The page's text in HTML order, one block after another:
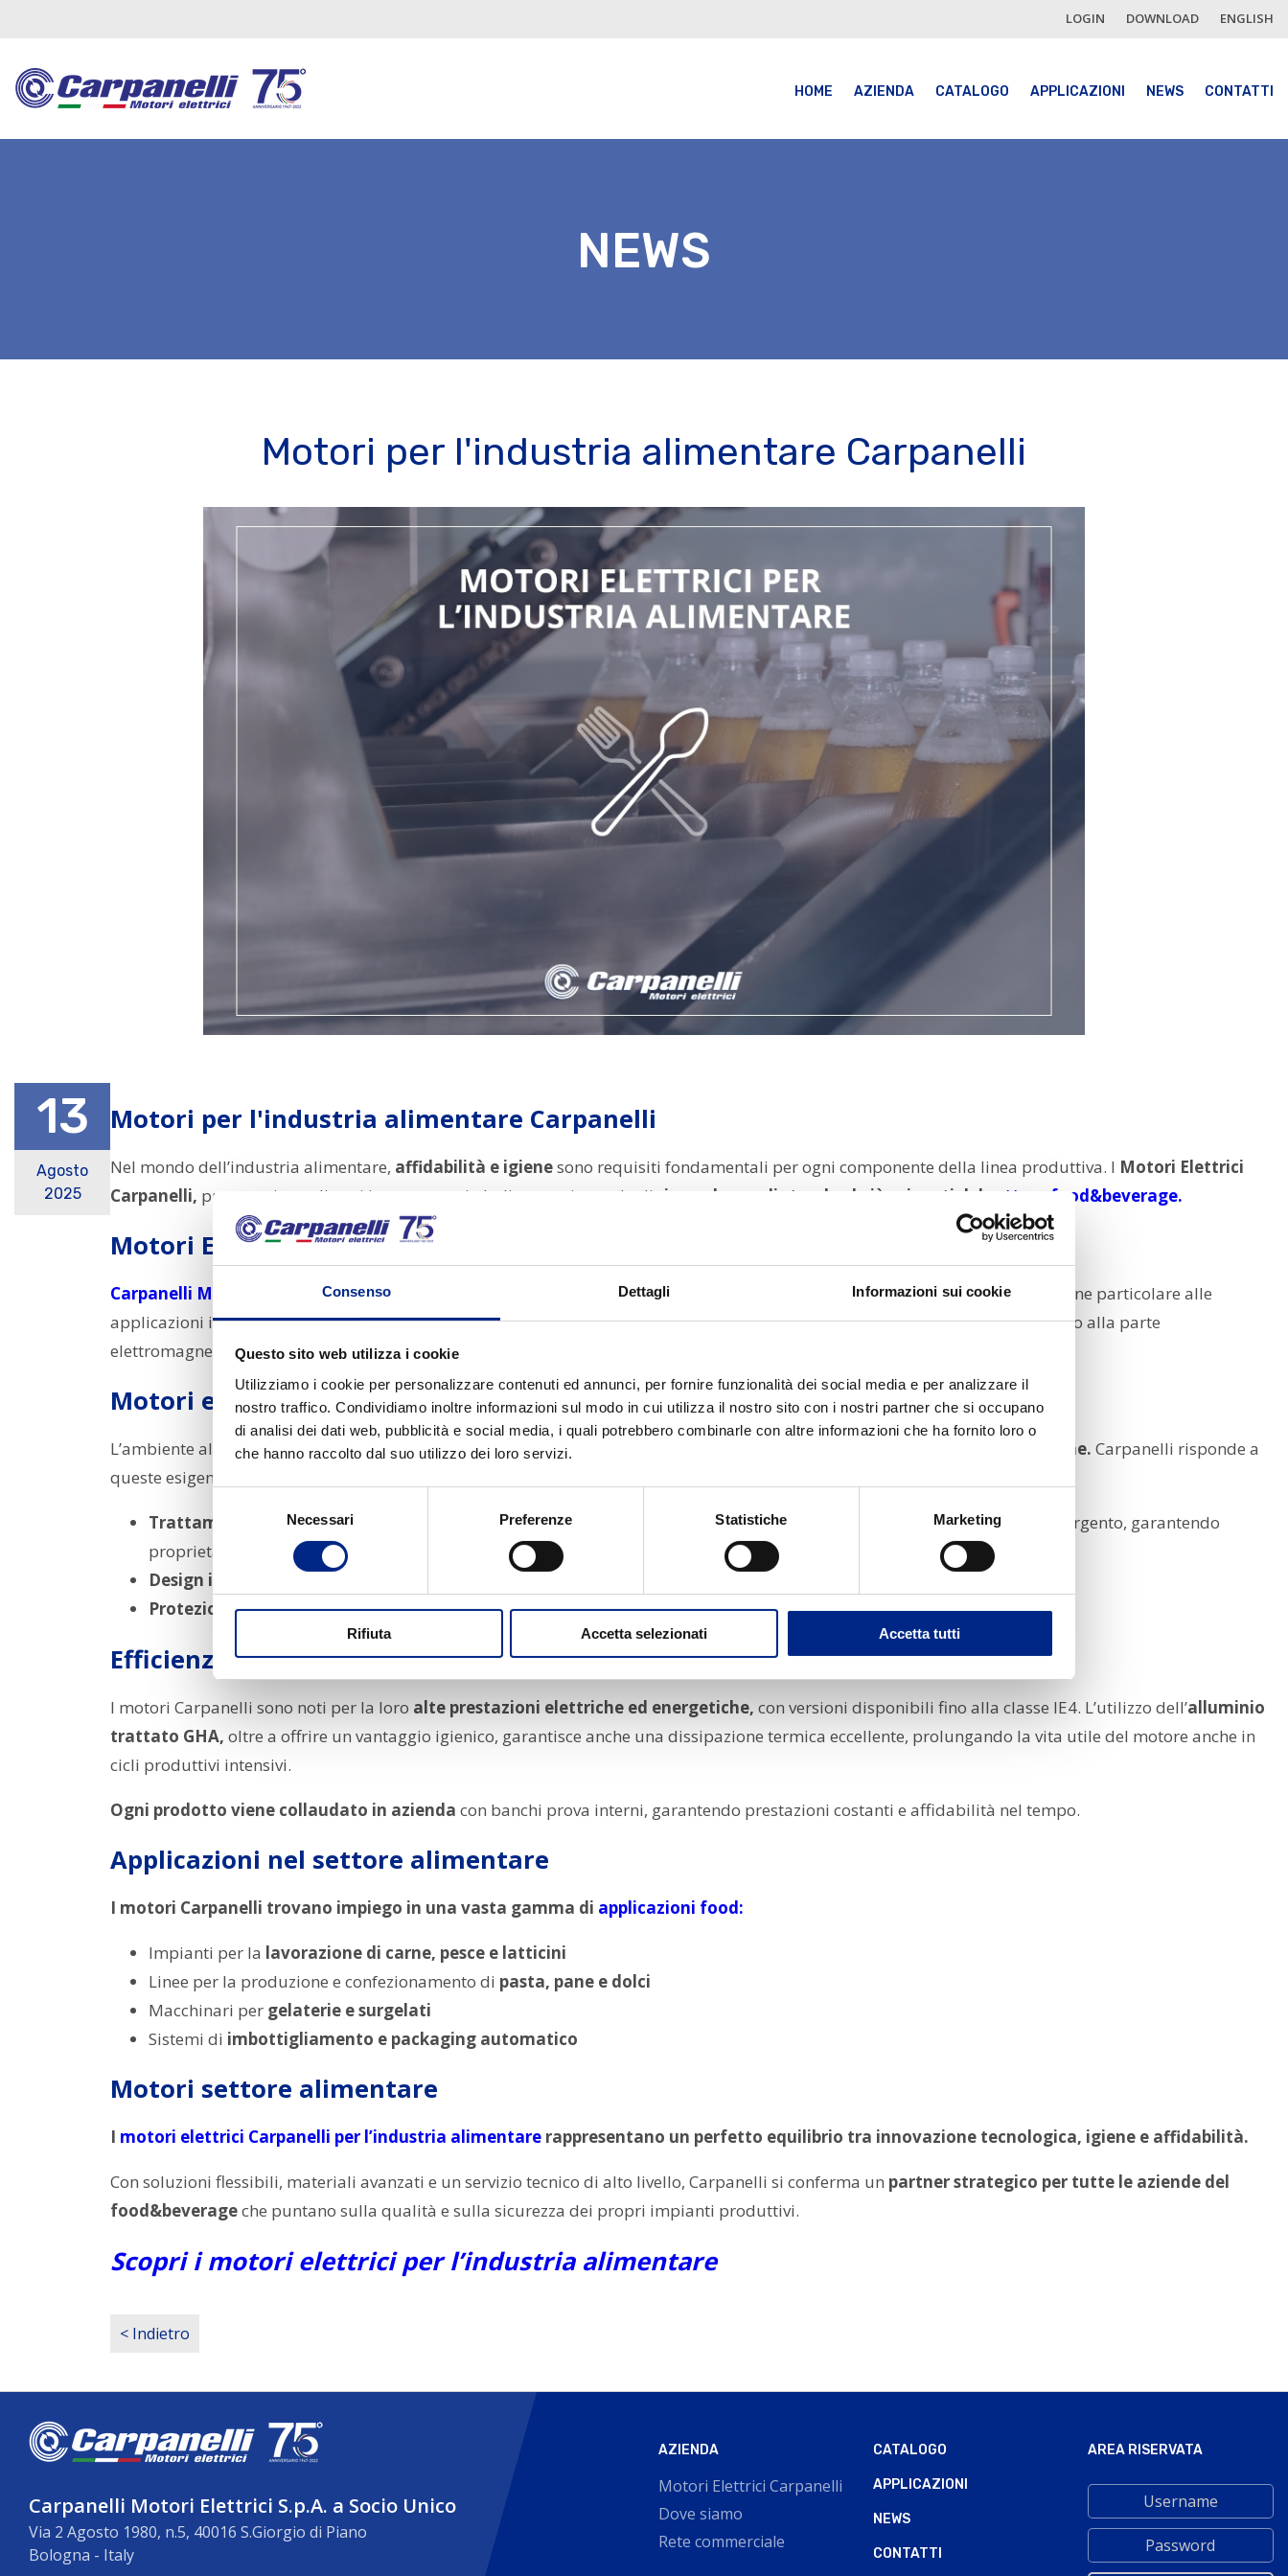
Consenso Dettagli Informazioni sui cookie
Questo sito web utilizza i cookie
Utilizziamo i cookie per personalizzare contenuti ed annunci, per fornire funzionalità dei social media e per analizzare il
nostro traffico. Condividiamo inoltre informazioni sul modo in cui utilizza il nostro sito con i nostri partner che si occupano
di analisi dei dati web, pubblicità e social media, i quali potrebbero combinarle con altre informazioni che ha fornito loro o
che hanno raccolto dal suo utilizzo dei loro servizi.
del
Necessari Preferenze Statistiche Marketing
Rifiuta Accetta selezionati Accetta tutti
LOGIN DOWNLOAD ENGLISH
HOME AZIENDA CATALOGO APPLICAZIONI NEWS CONTATTI
NEWS
Motori per l'industria alimentare Carpanelli
13
Agosto
2025
Motori per l'industria alimentare Carpanelli
Nel mondo dell’industria alimentare, affidabilità e igienesono requisiti fondamentali per ogni componente della linea produttiva. I Motori Elettrici
Carpanelli, progettati e realizzati interamente in Italia, sono in grado di rispondere agli standard più esigenti del settore food&beverage.
Motori Elettrici Carpanelli
Carpanelli Motori Elettrici è una realtà specializzata nella produzione di motori asincroni personalizzati,con un’attenzione particolare alle
applicazioni industriali su misura. La filosofia aziendale si basa sullaprogettazione interna completa,dal disegno meccanico alla parte
elettromagnetica, e su un’altissima flessibilità produttiva che consente di creare
Motori elettrici al servizio dell’igiene
L’ambiente alimentare richiedemotori in grado di resistere a lavaggi frequenti, agenti corrosivi e forti escursioni termiche. Carpanelli risponde a
queste esigenze proponendo
Trattamento GHA (Golden Hard Anodizing) sulle superfici in alluminio,che combina l’anodizzazione dura con ioni d’argento, garantendo
proprietà antibatteriche e resistenza alla corrosione;
Design igienico
Protezione IP elevata e guarnizioni speciali, ideali per ambienti umidi, celle frigorifere o aree di lavaggio.
Efficienza e prestazioni costanti
I motori Carpanelli sono noti per la loro alte prestazioni elettriche ed energetiche, con versioni disponibili fino alla classe IE4. L’utilizzo dell’alluminio
trattato GHA, oltre a offrire un vantaggio igienico, garantisce anche una dissipazione termica eccellente, prolungando la vita utile del motore anche in
cicli produttivi intensivi.
Ogni prodotto viene collaudato in azienda con banchi prova interni, garantendo prestazioni costanti e affidabilità nel tempo.
Applicazioni nel settore alimentare
I motori Carpanelli trovano impiego in una vasta gamma di applicazioni food:
Impianti per la lavorazione di carne, pesce e latticini
Linee per la produzione e confezionamento di pasta, pane e dolci
Macchinari per gelaterie e surgelati
Sistemi di imbottigliamento e packaging automatico
Motori settore alimentare
I motori elettrici Carpanelli per l’industria alimentare rappresentano un perfetto equilibrio tra innovazione tecnologica, igiene e affidabilità.
Con soluzioni flessibili, materiali avanzati e un servizio tecnico di alto livello, Carpanelli si conferma un partner strategico per tutte le aziende del
food&beverageche puntano sulla qualità e sulla sicurezza dei propri impianti produttivi.
Scopri i motori elettrici per l’industria alimentare
< Indietro
Carpanelli Motori Elettrici S.p.A. a Socio Unico
Via 2 Agosto 1980, n.5, 40016 S.Giorgio di Piano
Bologna - Italy
AZIENDA
Motori Elettrici Carpanelli
Dove siamo
Rete commerciale
CATALOGO
APPLICAZIONI
NEWS
CONTATTI
AREA RISERVATA